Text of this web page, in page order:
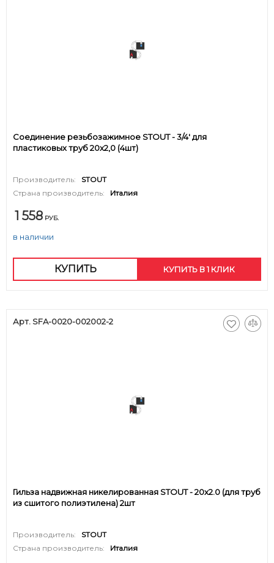
Соединение резьбозажимное STOUT - 3/4' для
пластиковых труб 20x2,0 (4шт)
Производитель:
STOUT
Страна производитель:
Италия
1 558 РУБ.
в наличии
КУПИТЬ КУПИТЬ В 1 КЛИК
Арт. SFA-0020-002002-2
Гильза надвижная никелированная STOUT - 20х2.0 (для труб
из сшитого полиэтилена) 2шт
Производитель:
STOUT
Страна производитель:
Италия